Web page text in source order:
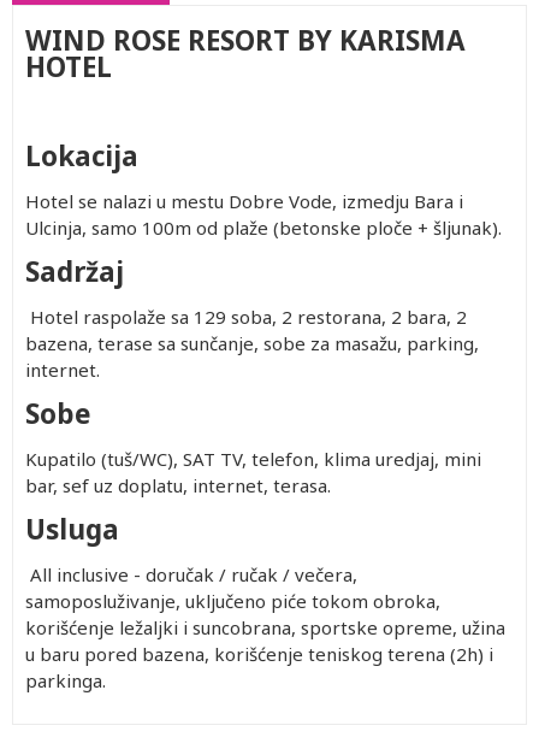
WIND ROSE RESORT BY KARISMA
HOTEL
Lokacija
Hotel se nalazi u mestu Dobre Vode, izmedju Bara i
Ulcinja, samo 100m od plaže (betonske ploče + šljunak).
Sadržaj
Hotel raspolaže sa 129 soba, 2 restorana, 2 bara, 2
bazena, terase sa sunčanje, sobe za masažu, parking,
internet.
Sobe
Kupatilo (tuš/WC), SAT TV, telefon, klima uredjaj, mini
bar, sef uz doplatu, internet, terasa.
Usluga
All inclusive - doručak / ručak / večera,
samoposluživanje, uključeno piće tokom obroka,
korišćenje ležaljki i suncobrana, sportske opreme, užina
u baru pored bazena, korišćenje teniskog terena (2h) i
parkinga.